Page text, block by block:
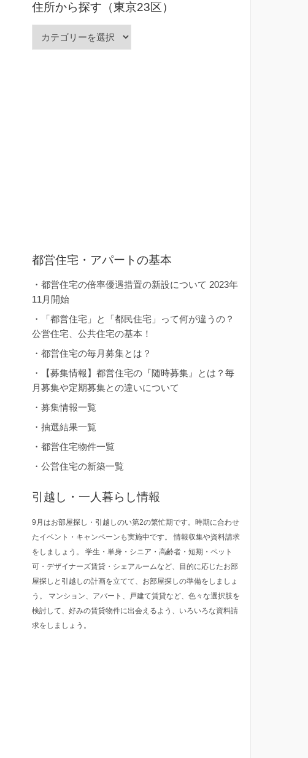
住所から探す（東京23区）
都営住宅・アパートの基本
・都営住宅の倍率優遇措置の新設について 2023年
11月開始
・
「都営住宅」と「都民住宅」って何が違うの？
公営住宅、公共住宅の基本！
・都営住宅の毎月募集とは？
・
【募集情報】都営住宅の『随時募集』とは？毎
月募集や定期募集との違いについて
・募集情報一覧
・抽選結果一覧
・都営住宅物件一覧
・公営住宅の新築一覧
引越し・一人暮らし情報
9月はお部屋探し・引越しのい第2の繁忙期です。時期に合わせ
たイベント・キャンペーンも実施中です。 情報収集や資料請求
をしましょう。 学生・単身・シニア・高齢者・短期・ペット
可・デザイナーズ賃貸・シェアルームなど、目的に応じたお部
屋探しと引越しの計画を立てて、お部屋探しの準備をしましょ
う。 マンション、アパート、戸建て賃貸など、色々な選択肢を
検討して、好みの賃貸物件に出会えるよう、いろいろな資料請
求をしましょう。